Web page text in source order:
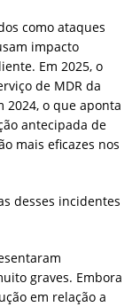
como ataques
impacto
Em 2025, o
de MDR da
2024, o que aponta
antecipada de
mais eficazes nos
desses incidentes
graves. Embora
em relação a